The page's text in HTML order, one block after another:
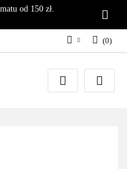
od 150 zł.
Zaloguj się
Załóż konto
(0)